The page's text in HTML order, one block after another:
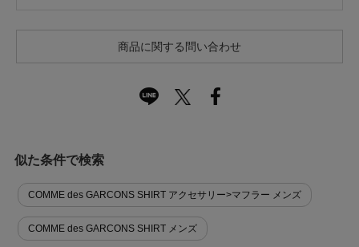
商品に関する問い合わせ
似た条件で検索
COMME des GARCONS SHIRT アクセサリー>マフラー メンズ
COMME des GARCONS SHIRT メンズ